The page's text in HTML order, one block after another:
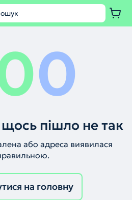
0
пішло не так
або адреса виявилася
на головну